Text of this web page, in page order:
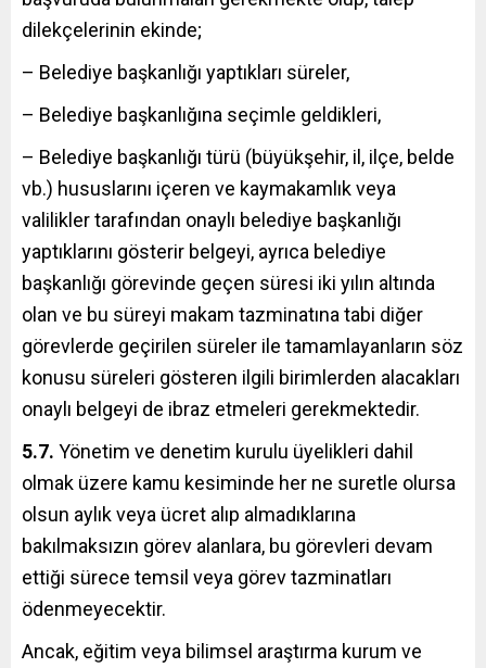
dilekçelerinin ekinde;
– Belediye başkanlığı yaptıkları süreler,
– Belediye başkanlığına seçimle geldikleri,
– Belediye başkanlığı türü (büyükşehir, il, ilçe, belde
vb.) hususlarını içeren ve kaymakamlık veya
valilikler tarafından onaylı belediye başkanlığı
yaptıklarını gösterir belgeyi, ayrıca belediye
başkanlığı görevinde geçen süresi iki yılın altında
olan ve bu süreyi makam tazminatına tabi diğer
görevlerde geçirilen süreler ile tamamlayanların söz
konusu süreleri gösteren ilgili birimlerden alacakları
onaylı belgeyi de ibraz etmeleri gerekmektedir.
5.7. Yönetim ve denetim kurulu üyelikleri dahil
olmak üzere kamu kesiminde her ne suretle olursa
olsun aylık veya ücret alıp almadıklarına
bakılmaksızın görev alanlara, bu görevleri devam
ettiği sürece temsil veya görev tazminatları
ödenmeyecektir.
Ancak, eğitim veya bilimsel araştırma kurum ve